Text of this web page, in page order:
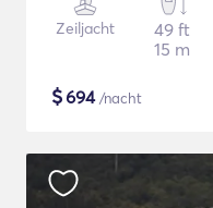
Zeiljacht
49 ft
15 m
$694/nacht